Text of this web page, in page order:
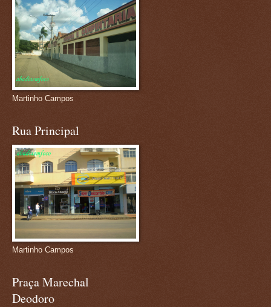
Martinho Campos
Rua Principal
Martinho Campos
Praça Marechal
Deodoro